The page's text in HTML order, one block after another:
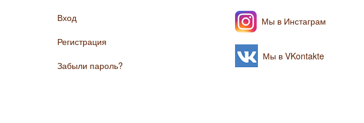
Вход
Регистрация
Забыли пароль?
Мы в Инстаграм
Мы в VKontakte